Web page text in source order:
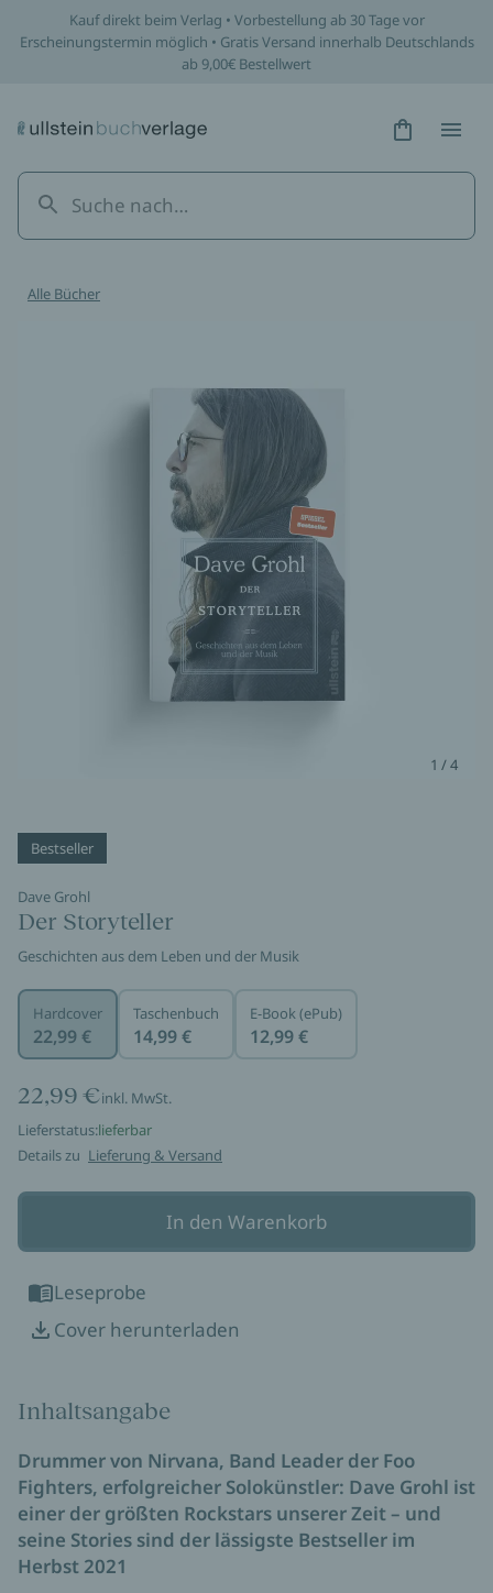
Kauf direkt beim Verlag • Vorbestellung ab 30 Tage vor
Erscheinungstermin möglich • Gratis Versand innerhalb Deutschlands
ab 9,00€ Bestellwert
Hidden
Alle Bücher
1 / 4
Bestseller
Dave Grohl
Der Storyteller
Geschichten aus dem Leben und der Musik
Hardcover
22,99 €
Taschenbuch
14,99 €
E-Book (ePub)
12,99 €
22,99 €inkl. MwSt.
Lieferstatus:lieferbar
Details zu Lieferung & Versand
In den Warenkorb
Leseprobe
Cover herunterladen
Inhaltsangabe
Drummer von Nirvana, Band Leader der Foo
Fighters, erfolgreicher Solokünstler: Dave Grohl ist
einer der größten Rockstars unserer Zeit – und
seine Stories sind der lässigste Bestseller im
Herbst 2021